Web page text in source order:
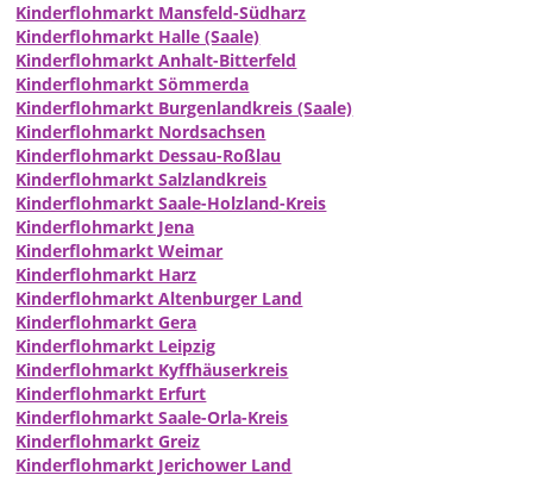
Kinderflohmarkt Mansfeld-Südharz
Kinderflohmarkt Halle (Saale)
Kinderflohmarkt Anhalt-Bitterfeld
Kinderflohmarkt Sömmerda
Kinderflohmarkt Burgenlandkreis (Saale)
Kinderflohmarkt Nordsachsen
Kinderflohmarkt Dessau-Roßlau
Kinderflohmarkt Salzlandkreis
Kinderflohmarkt Saale-Holzland-Kreis
Kinderflohmarkt Jena
Kinderflohmarkt Weimar
Kinderflohmarkt Harz
Kinderflohmarkt Altenburger Land
Kinderflohmarkt Gera
Kinderflohmarkt Leipzig
Kinderflohmarkt Kyffhäuserkreis
Kinderflohmarkt Erfurt
Kinderflohmarkt Saale-Orla-Kreis
Kinderflohmarkt Greiz
Kinderflohmarkt Jerichower Land